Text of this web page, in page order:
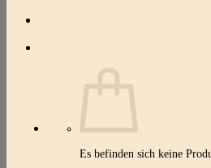
Es befinden sich keine